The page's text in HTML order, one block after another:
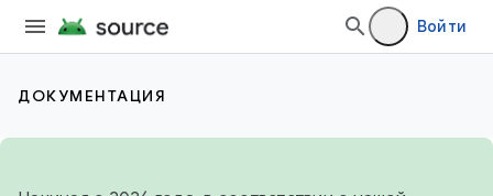
Войти
ДОКУМЕНТАЦИЯ